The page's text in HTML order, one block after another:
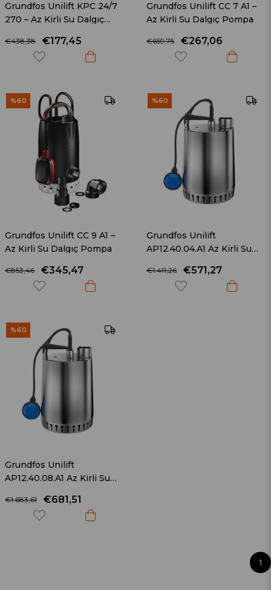
Grundfos Unilift KPC 24/7
270 – Az Kirli Su Dalgıç
€177,45
€438,38
Grundfos Unilift CC 7 A1 –
Az Kirli Su Dalgıç Pompa
€267,06
€659,75
Grundfos Unilift CC 9 A1 –
Az Kirli Su Dalgıç Pompa
€345,47
€853,46
%60
Grundfos Unilift
AP12.40.04.A1 Az Kirli Su
€571,27
€1.411,26
%60
Grundfos Unilift
AP12.40.08.A1 Az Kirli Su
€681,51
€1.683,61
%60
1